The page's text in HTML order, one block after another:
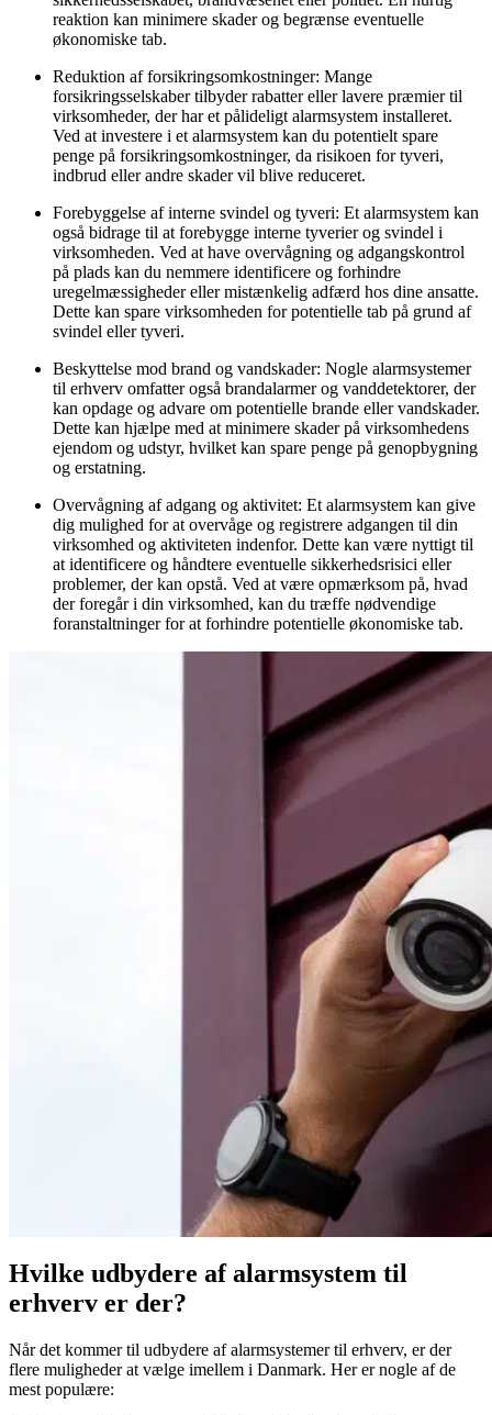
reaktion kan minimere skader og begrænse eventuelle
økonomiske tab.
Reduktion af forsikringsomkostninger: Mange
forsikringsselskaber tilbyder rabatter eller lavere præmier til
virksomheder, der har et pålideligt alarmsystem installeret.
Ved at investere i et alarmsystem kan du potentielt spare
penge på forsikringsomkostninger, da risikoen for tyveri,
indbrud eller andre skader vil blive reduceret.
Forebyggelse af interne svindel og tyveri: Et alarmsystem kan
også bidrage til at forebygge interne tyverier og svindel i
virksomheden. Ved at have overvågning og adgangskontrol
på plads kan du nemmere identificere og forhindre
uregelmæssigheder eller mistænkelig adfærd hos dine ansatte.
Dette kan spare virksomheden for potentielle tab på grund af
svindel eller tyveri.
Beskyttelse mod brand og vandskader: Nogle alarmsystemer
til erhverv omfatter også brandalarmer og vanddetektorer, der
kan opdage og advare om potentielle brande eller vandskader.
Dette kan hjælpe med at minimere skader på virksomhedens
ejendom og udstyr, hvilket kan spare penge på genopbygning
og erstatning.
Overvågning af adgang og aktivitet: Et alarmsystem kan give
dig mulighed for at overvåge og registrere adgangen til din
virksomhed og aktiviteten indenfor. Dette kan være nyttigt til
at identificere og håndtere eventuelle sikkerhedsrisici eller
problemer, der kan opstå. Ved at være opmærksom på, hvad
der foregår i din virksomhed, kan du træffe nødvendige
foranstaltninger for at forhindre potentielle økonomiske tab.
Hvilke udbydere af alarmsystem til
erhverv er der?
Når det kommer til udbydere af alarmsystemer til erhverv, er der
flere muligheder at vælge imellem i Danmark. Her er nogle af de
mest populære: